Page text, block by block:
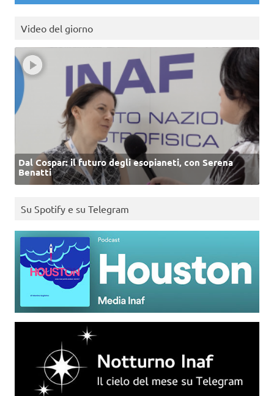
Video del giorno
Dal Cospar: il futuro degli esopianeti, con Serena
Benatti
Su Spotify e su Telegram